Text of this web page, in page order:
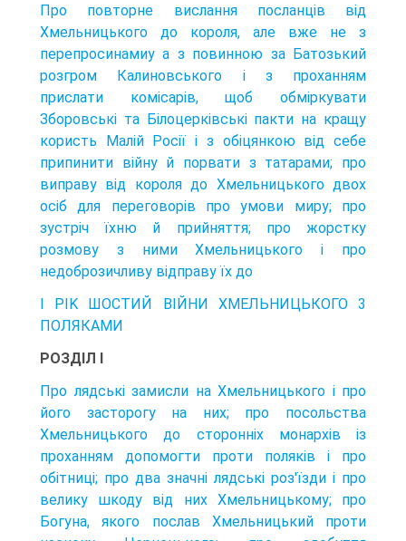
Про повторне вислання посланців від
Хмельницького до короля, але вже не з
перепросинамиу а з повинною за Батозький
розгром Калиновського і з проханням
прислати комісарів, щоб обміркувати
Зборовські та Білоцерківські пакти на кращу
користь Малій Росії і з обіцянкою від себе
припинити війну й порвати з татарами; про
виправу від короля до Хмельницького двох
осіб для переговорів про умови миру; про
зустріч їхню й прийняття; про жорстку
розмову з ними Хмельницького і про
недоброзичливу відправу їх до
I PIK ШОСТИЙ ВІЙНИ ХМЕЛЬНИЦЬКОГО 3
ПОЛЯКАМИ
РОЗДІЛ I
Про лядські замисли на Хмельницького і про
його засторогу на них; про посольства
Хмельницького до сторонніх монархів із
проханням допомогти проти поляків і про
обітниці; про два значні лядські роз'їзди і про
велику шкоду від них Хмельницькому; про
Богуна, якого послав Хмельницький проти